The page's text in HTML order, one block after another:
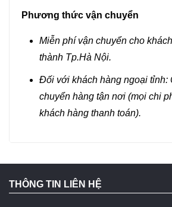
Phương thức vận chuyển
Miễn phí vận chuyển cho
thành Tp.Hà Nội.
Đối với khách hàng ngoại tỉnh:
chuyển hàng tận nơi (mọi chi
khách hàng thanh toán).
THÔNG TIN LIÊN HỆ